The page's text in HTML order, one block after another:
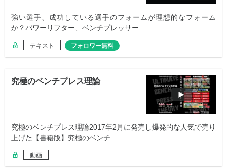
強い選手、成功している選手のフォームが理想的なフォーム
か？パワーリフター、ベンチプレッサー…
テキスト フォロワー無料
究極のベンチプレス理論
究極のベンチプレス理論2017年2月に発売し爆発的な人気で売り
上げた【書籍版】究極のベンチ…
動画